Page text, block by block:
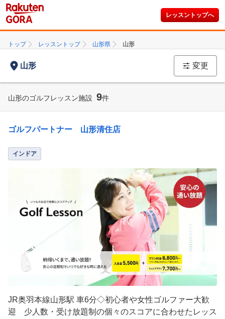
レッスントップへ
トップ レッスントップ 山形県 山形
山形 変更
山形のゴルフレッスン施設 9件
ゴルフパートナー 山形清住店
インドア
JR奥羽本線山形駅 車6分◇初心者や女性ゴルファー大歓
迎 少人数・受け放題制の個々のスコアに合わせたレッス